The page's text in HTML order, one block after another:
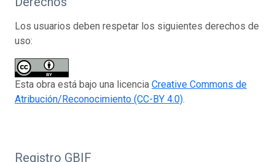
Los usuarios deben respetar los siguientes derechos de
uso:
Esta obra está bajo una licencia Creative Commons de
Atribución/Reconocimiento (CC-BY 4.0).
Registro GBIF